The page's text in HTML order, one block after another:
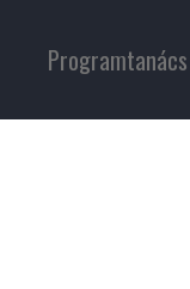
Programtanács